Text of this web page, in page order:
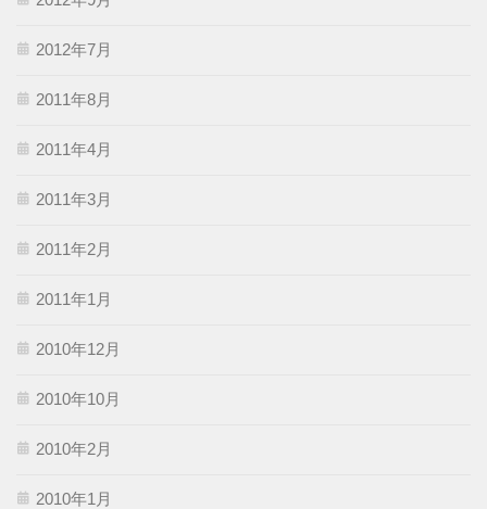
2012年7月
2011年8月
2011年4月
2011年3月
2011年2月
2011年1月
2010年12月
2010年10月
2010年2月
2010年1月